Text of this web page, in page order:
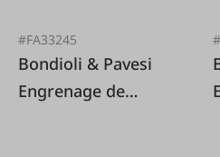
#FA33245
Bondioli & Pavesi
Engrenage de